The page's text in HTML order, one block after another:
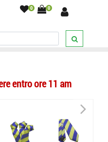
0 0
Cravatta uomo a righe regimental
di seta
entro ore 11 am
>